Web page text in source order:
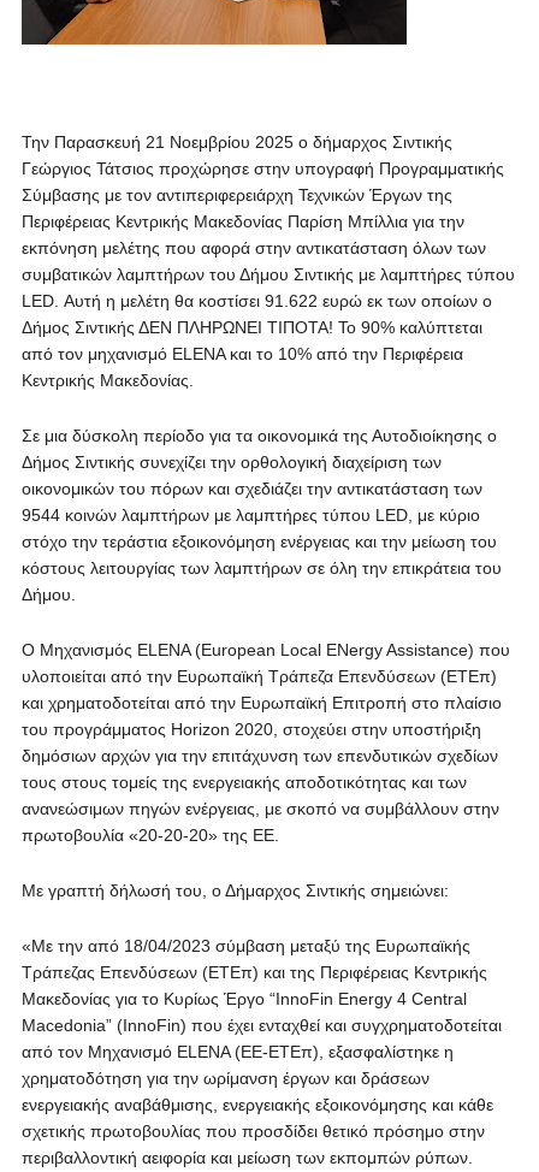
Την Παρασκευή 21 Νοεμβρίου 2025 ο δήμαρχος Σιντικής
Γεώργιος Τάτσιος προχώρησε στην υπογραφή Προγραμματικής
Σύμβασης με τον αντιπεριφερειάρχη Τεχνικών Έργων της
Περιφέρειας Κεντρικής Μακεδονίας Παρίση Μπίλλια για την
εκπόνηση μελέτης που αφορά στην αντικατάσταση όλων των
συμβατικών λαμπτήρων του Δήμου Σιντικής με λαμπτήρες τύπου
LED. Αυτή η μελέτη θα κοστίσει 91.622 ευρώ εκ των οποίων ο
Δήμος Σιντικής ΔΕΝ ΠΛΗΡΩΝΕΙ ΤΙΠΟΤΑ! Το 90% καλύπτεται
από τον μηχανισμό ELENA και το 10% από την Περιφέρεια
Κεντρικής Μακεδονίας.
Σε μια δύσκολη περίοδο για τα οικονομικά της Αυτοδιοίκησης ο
Δήμος Σιντικής συνεχίζει την ορθολογική διαχείριση των
οικονομικών του πόρων και σχεδιάζει την αντικατάσταση των
9544 κοινών λαμπτήρων με λαμπτήρες τύπου LED, με κύριο
στόχο την τεράστια εξοικονόμηση ενέργειας και την μείωση του
κόστους λειτουργίας των λαμπτήρων σε όλη την επικράτεια του
Δήμου.
Ο Μηχανισμός ELENA (European Local EΝergy Assistance) που
υλοποιείται από την Ευρωπαϊκή Τράπεζα Επενδύσεων (ETEπ)
και χρηματοδοτείται από την Ευρωπαϊκή Επιτροπή στο πλαίσιο
του προγράμματος Horizon 2020, στοχεύει στην υποστήριξη
δημόσιων αρχών για την επιτάχυνση των επενδυτικών σχεδίων
τους στους τομείς της ενεργειακής αποδοτικότητας και των
ανανεώσιμων πηγών ενέργειας, με σκοπό να συμβάλλουν στην
πρωτοβουλία «20-20-20» της ΕΕ.
Με γραπτή δήλωσή του, ο Δήμαρχος Σιντικής σημειώνει:
«Με την από 18/04/2023 σύμβαση μεταξύ της Ευρωπαϊκής
Τράπεζας Επενδύσεων (ΕΤΕπ) και της Περιφέρειας Κεντρικής
Μακεδονίας για το Κυρίως Έργο “InnoFin Energy 4 Central
Macedonia” (InnoFin) που έχει ενταχθεί και συγχρηματοδοτείται
από τον Μηχανισμό ELENA (ΕΕ-ΕΤΕπ), εξασφαλίστηκε η
χρηματοδότηση για την ωρίμανση έργων και δράσεων
ενεργειακής αναβάθμισης, ενεργειακής εξοικονόμησης και κάθε
σχετικής πρωτοβουλίας που προσδίδει θετικό πρόσημο στην
περιβαλλοντική αειφορία και μείωση των εκπομπών ρύπων.